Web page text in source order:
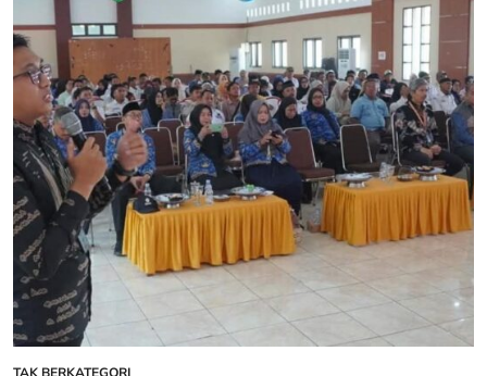
Sulsel
Merah
Korupsi,
KPK
akan
Datangi
TAK BERKATEGORI